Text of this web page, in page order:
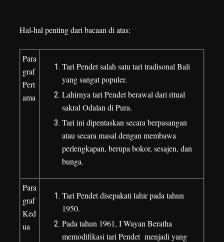
Hal-hal penting dari bacaan di atas:
Para
graf
Pert
ama
Tari Pendet salah satu tari tradisonal Bali
yang sangat populer.
Lahirnya tari Pendet berawal dari ritual
sakral Odalan di Pura.
Tari ini dipentaskan secara berpasangan
atau secara masal dengan membawa
perlengkapan, berupa bokor, sesajen, dan
bunga.
Para
graf
Ked
ua
Tari Pendet disepakati lahir pada tahun
1950.
Pada tahun 1961, I Wayan Beratha
memodifikasi tari Pendet menjadi yang